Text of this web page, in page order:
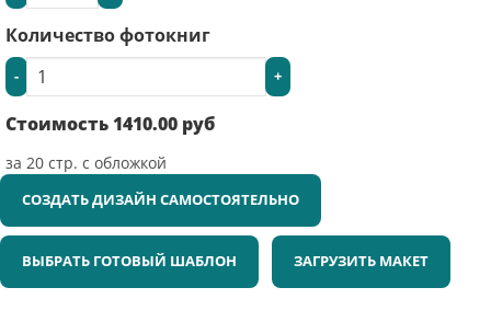
Количество фотокниг
- +
Стоимость1410.00 руб
за 20 стр. с обложкой
СОЗДАТЬ ДИЗАЙН САМОСТОЯТЕЛЬНО
ВЫБРАТЬ ГОТОВЫЙ ШАБЛОН ЗАГРУЗИТЬ МАКЕТ